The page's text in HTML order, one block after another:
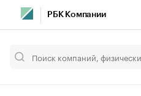
РБК Компании